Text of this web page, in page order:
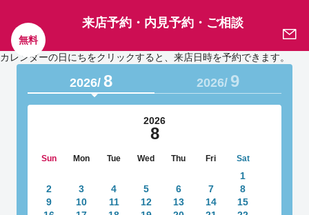
無料
来店予約・内見予約・ご相談
カレンダーの日にちをクリックすると、来店日時を予約できます。
2026/ 8 2026/ 9
2026
8
Sun Mon Tue Wed Thu Fri Sat
1
2
3 4 5 6 7
8
9
10 11 12 13 14
15